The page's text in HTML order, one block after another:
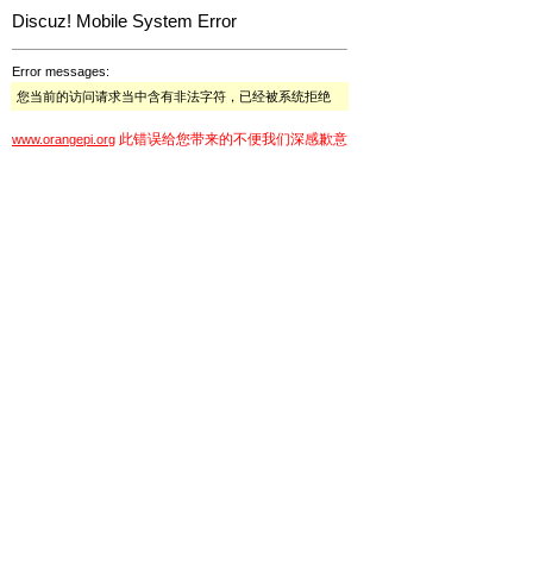
Discuz! Mobile System Error
Error messages:
您当前的访问请求当中含有非法字符，已经被系统拒绝
www.orangepi.org 此错误给您带来的不便我们深感歉意